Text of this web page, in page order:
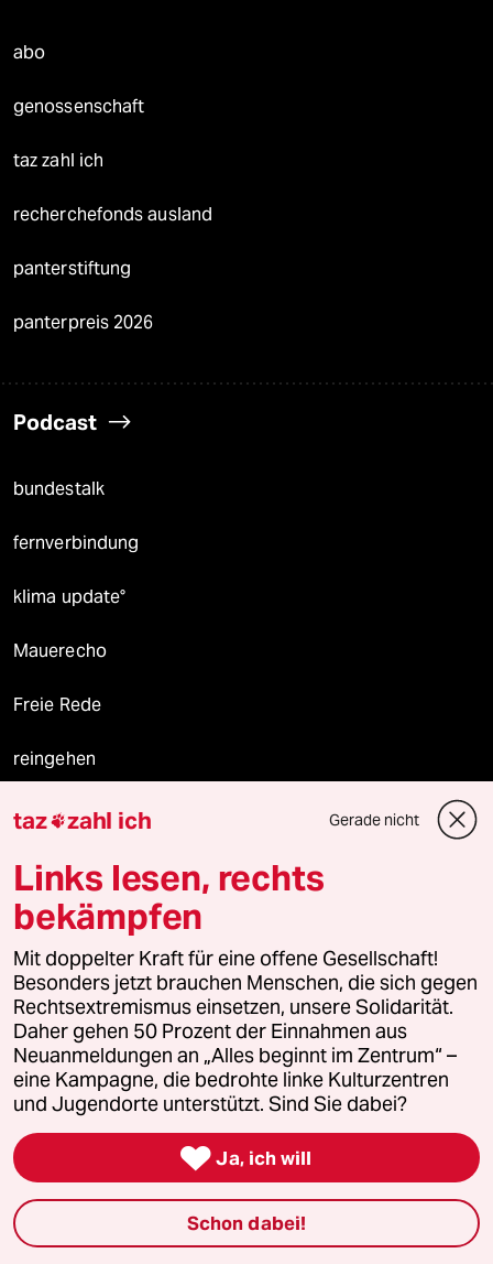
abo
genossenschaft
taz zahl ich
recherchefonds ausland
panterstiftung
panterpreis 2026
Podcast
bundestalk
fernverbindung
klima update°
Mauerecho
Freie Rede
reingehen
Newsletter
team zukunft
taz frisch
taz zahl ich
taz lab Infobrief
Veranstaltungen
Demnächst
taz zahl ich Gerade nicht
Links lesen, rechts
bekämpfen
Mit doppelter Kraft für eine offene Gesellschaft!
Besonders jetzt brauchen Menschen, die sich gegen
Rechtsextremismus einsetzen, unsere Solidarität.
Daher gehen 50 Prozent der Einnahmen aus
Neuanmeldungen an „Alles beginnt im Zentrum“ –
eine Kampagne, die bedrohte linke Kulturzentren
und Jugendorte unterstützt. Sind Sie dabei?
 Ja, ich will
Schon dabei!